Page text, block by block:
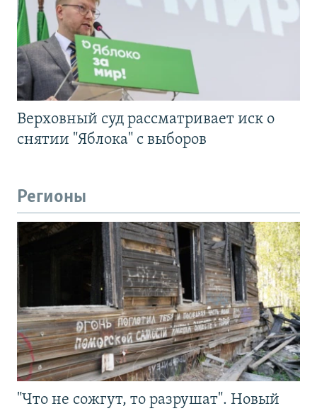
Верховный суд рассматривает иск о
снятии "Яблока" с выборов
Регионы
"Что не сожгут, то разрушат". Новый